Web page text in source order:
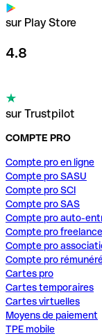
sur Play Store
4.8
sur Trustpilot
COMPTE PRO
Compte pro en ligne
Compte pro SASU
Compte pro SCI
Compte pro SAS
Compte pro auto-
Compte pro freelance
Compte pro
Compte pro
Cartes pro
Cartes temporaires
Cartes virtuelles
Moyens de paiement
TPE mobile